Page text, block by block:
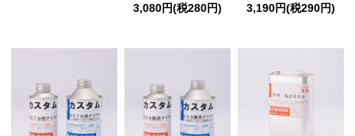
3,080円(税280円)
3,190円(税290円)